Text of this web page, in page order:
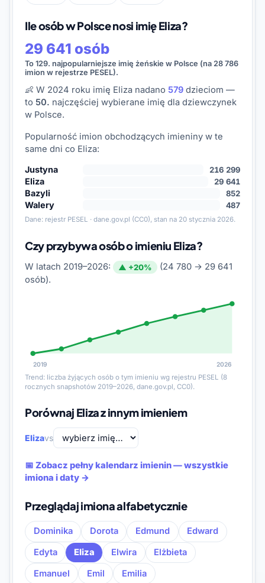
Ile osób w Polsce nosi imię Eliza?
29 641 osób
To 129. najpopularniejsze imię żeńskie w Polsce (na 28 786
imion w rejestrze PESEL).
👶 W 2024 roku imię Eliza nadano 579 dzieciom —
to 50. najczęściej wybierane imię dla dziewczynek
w Polsce.
Popularność imion obchodzących imieniny w te
same dni co Eliza:
Justyna 216 299
Eliza 29 641
Bazyli 852
Walery 487
Dane: rejestr PESEL · dane.gov.pl (CC0), stan na 20 stycznia 2026.
Czy przybywa osób o imieniu Eliza?
W latach 2019–2026: ▲ +20% (24 780 → 29 641
osób).
2019 2026
Trend: liczba żyjących osób o tym imieniu wg rejestru PESEL (8
rocznych snapshotów 2019–2026, dane.gov.pl, CC0).
Porównaj Eliza z innym imieniem
Elizavs
📅 Zobacz pełny kalendarz imienin — wszystkie
imiona i daty →
Przeglądaj imiona alfabetycznie
Dominika Dorota Edmund
Edward
Edyta
Eliza Elwira
Elżbieta
Emanuel
Emil Emilia